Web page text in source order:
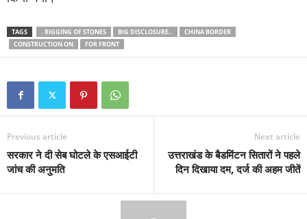
TAGS . RIGGING OF STONES BIG DISCLOSURE..
CHINA BORDER
CONSTRUCTION ON
FOR FRONT
Previous article
सरकार ने दी सेब घोटले के एसआईटी
जांच की अनुमति
Next article
उत्तराखंड के बैडमिंटन सितारों ने पहले
दिन दिखाया दम, दर्ज की अहम जीतें